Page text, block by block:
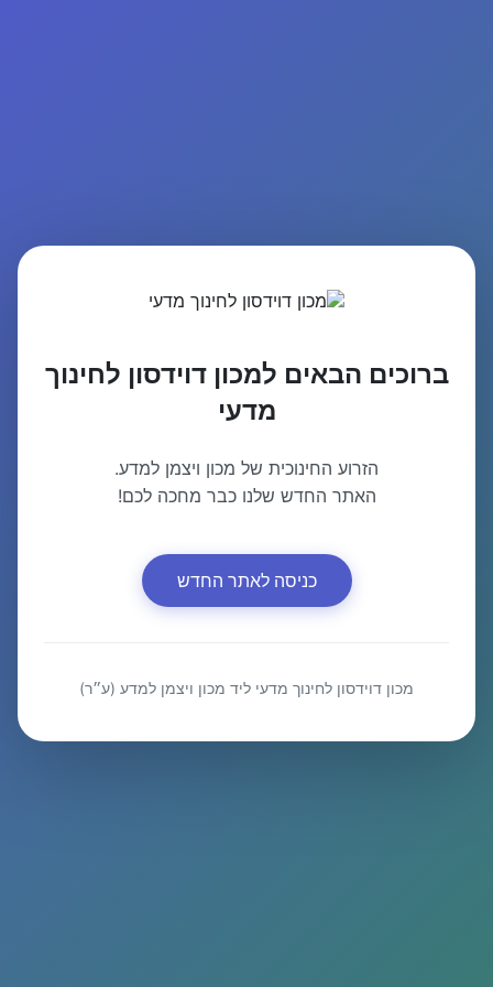
ברוכים הבאים למכון דוידסון לחינוך
מדעי
הזרוע החינוכית של מכון ויצמן למדע.
האתר החדש שלנו כבר מחכה לכם!
כניסה לאתר החדש
מכון דוידסון לחינוך מדעי ליד מכון ויצמן למדע (ע״ר)